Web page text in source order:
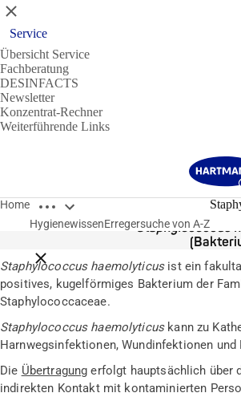
Schließen
Service
Übersicht Service
Fachberatung
DESINFACTS
Newsletter
Konzentrat-Rechner
Weiterführende Links
Home Breadcrumbs öffnen
Breadcrumbs schließen
HygienewissenErregersuche von A-Z
Staphylococcus
Staphylococcus haemolyticusist ein
positives, kugelförmiges Bakterium der
Staphylococcaceae.
Staphylococcus haemolyticuskann zu
Harnwegsinfektionen, Wundinfektionen
Die Übertragung erfolgt hauptsächlich über
indirekten Kontakt mit kontaminierten